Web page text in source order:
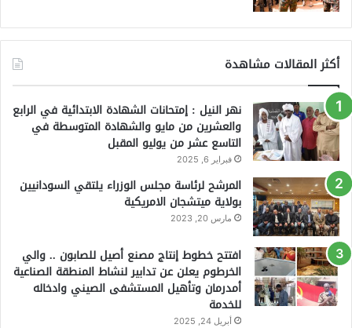
أكثر المقالات مشاهدة
نهر النيل : إمتحانات الشهادة الابتدائية في الرابع
والعشرين من مايو والشهادة المتوسطة في
التاسع عشر من يوليو المقبل
فبراير 6, 2025
المرشح لرئاسة مجلس الوزراء يلتقي السودانيين
بولاية ميتشجان الامريكية
مارس 20, 2023
افتتح خطوط إنتاج مصنع أصيل للصابون .. والي
الخرطوم يعلن عن تدابير لنشاط المنطقة الصناعية
أمدرمان وتأهيل المستشفى الصيني وادخاله
للخدمة
أبريل 24, 2025